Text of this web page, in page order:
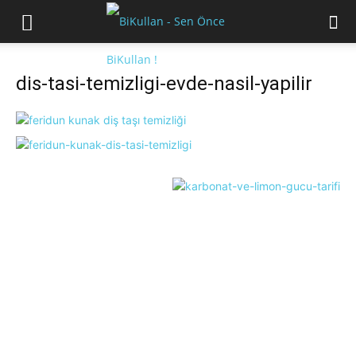
dis-tasi-temizligi-evde-nasil-yapilir